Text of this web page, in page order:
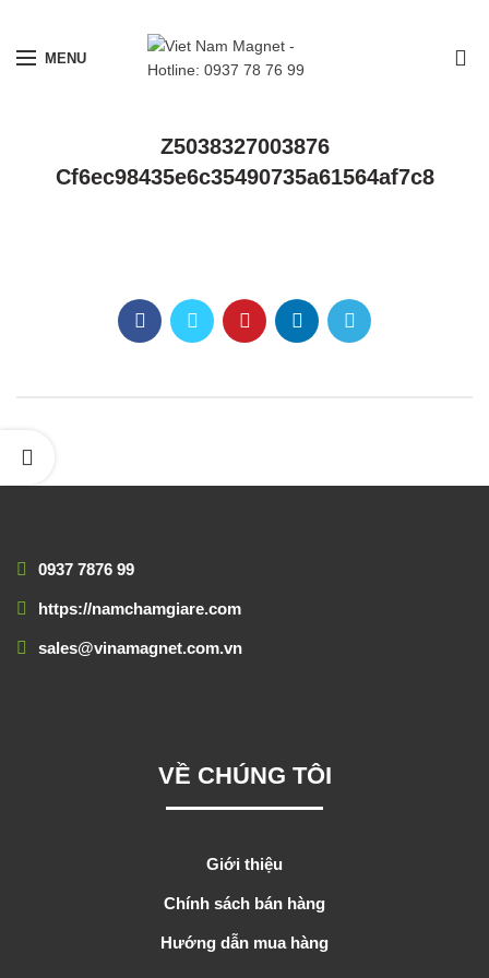
MENU
Z5038327003876
Cf6ec98435e6c35490735a61564af7c8
0937 7876 99
https://namchamgiare.com
sales@vinamagnet.com.vn
VỀ CHÚNG TÔI
Giới thiệu
Chính sách bán hàng
Hướng dẫn mua hàng